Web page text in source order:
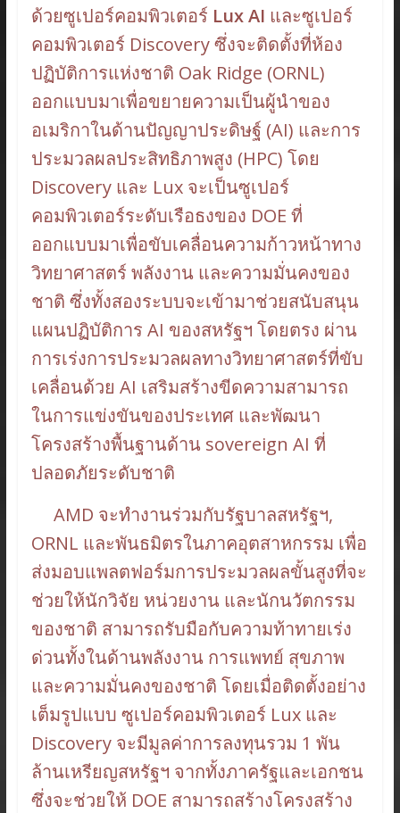
ด้วยซูเปอร์คอมพิวเตอร์ Lux AI และซูเปอร์
คอมพิวเตอร์ Discovery ซึ่งจะติดตั้งที่ห้อง
ปฏิบัติการแห่งชาติ Oak Ridge (ORNL)
ออกแบบมาเพื่อขยายความเป็นผู้นำของ
อเมริกาในด้านปัญญาประดิษฐ์ (AI) และการ
ประมวลผลประสิทธิภาพสูง (HPC) โดย
Discovery และ Lux จะเป็นซูเปอร์
คอมพิวเตอร์ระดับเรือธงของ DOE ที่
ออกแบบมาเพื่อขับเคลื่อนความก้าวหน้าทาง
วิทยาศาสตร์ พลังงาน และความมั่นคงของ
ชาติ ซึ่งทั้งสองระบบจะเข้ามาช่วยสนับสนุน
แผนปฏิบัติการ AI ของสหรัฐฯ โดยตรง ผ่าน
การเร่งการประมวลผลทางวิทยาศาสตร์ที่ขับ
เคลื่อนด้วย AI เสริมสร้างขีดความสามารถ
ในการแข่งขันของประเทศ และพัฒนา
โครงสร้างพื้นฐานด้าน sovereign AI ที่
ปลอดภัยระดับชาติ
AMD จะทำงานร่วมกับรัฐบาลสหรัฐฯ,
ORNL และพันธมิตรในภาคอุตสาหกรรม เพื่อ
ส่งมอบแพลตฟอร์มการประมวลผลขั้นสูงที่จะ
ช่วยให้นักวิจัย หน่วยงาน และนักนวัตกรรม
ของชาติ สามารถรับมือกับความท้าทายเร่ง
ด่วนทั้งในด้านพลังงาน การแพทย์ สุขภาพ
และความมั่นคงของชาติ โดยเมื่อติดตั้งอย่าง
เต็มรูปแบบ ซูเปอร์คอมพิวเตอร์ Lux และ
Discovery จะมีมูลค่าการลงทุนรวม 1 พัน
ล้านเหรียญสหรัฐฯ จากทั้งภาครัฐและเอกชน
ซึ่งจะช่วยให้ DOE สามารถสร้างโครงสร้าง